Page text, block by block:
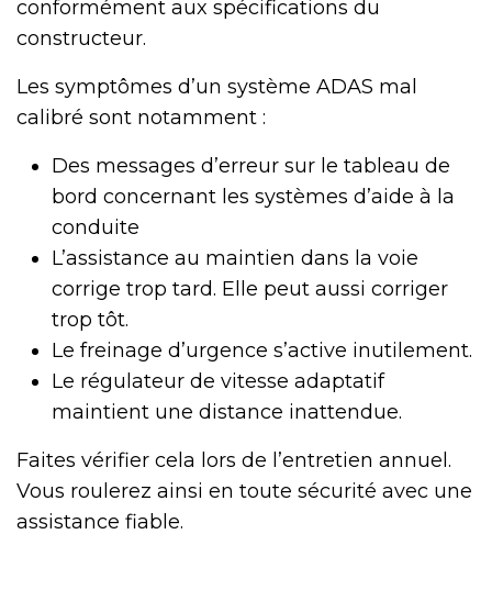
conformément aux spécifications du
constructeur.
Les symptômes d’un système ADAS mal
calibré sont notamment :
Des messages d’erreur sur le tableau de
bord concernant les systèmes d’aide à la
conduite
L’assistance au maintien dans la voie
corrige trop tard. Elle peut aussi corriger
trop tôt.
Le freinage d’urgence s’active inutilement.
Le régulateur de vitesse adaptatif
maintient une distance inattendue.
Faites vérifier cela lors de l’entretien annuel.
Vous roulerez ainsi en toute sécurité avec une
assistance fiable.